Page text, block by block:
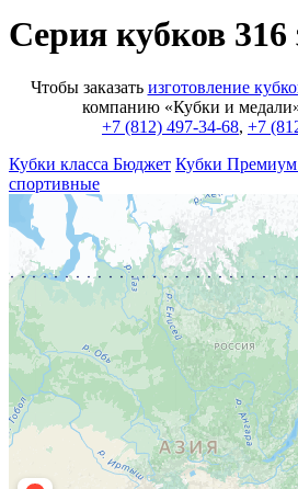
Серия кубков 316
Чтобы заказать изготовление
компанию «Кубки и
+7 (812) 497-34-68, +7
Кубки класса Бюджет Кубки Премиум
спортивные